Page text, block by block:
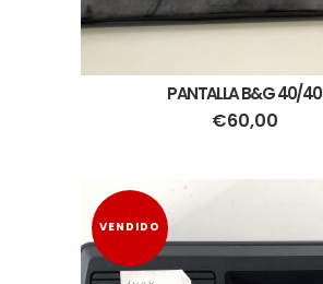
PANTALLA B&G 40/40
€60,00
VENDIDO